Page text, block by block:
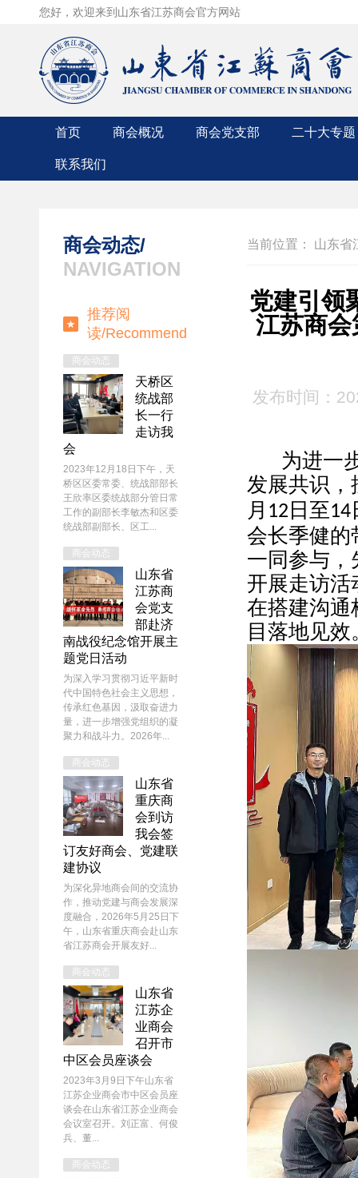
您好，欢迎来到山东省江苏商会官方网站
首页 商会概况
商会领导
商会党支部 二十大专题
联系我们
商会动态/
NAVIGATION
推荐阅
读/Recommend
商会动态
天桥区
统战部
长一行
走访我
会
2023年12月18日下午，天
桥区区委常委、统战部部长
王欣率区委统战部分管日常
工作的副部长李敏杰和区委
统战部副部长、区工...
商会动态
山东省
江苏商
会党支
部赴济
南战役纪念馆开展主
题党日活动
为深入学习贯彻习近平新时
代中国特色社会主义思想，
传承红色基因，汲取奋进力
量，进一步增强党组织的凝
聚力和战斗力。2026年...
商会动态
山东省
重庆商
会到访
我会签
订友好商会、党建联
建协议
为深化异地商会间的交流协
作，推动党建与商会发展深
度融合，2026年5月25日下
午，山东省重庆商会赴山东
省江苏商会开展友好...
商会动态
山东省
江苏企
业商会
召开市
中区会员座谈会
2023年3月9日下午山东省
江苏企业商会市中区会员座
谈会在山东省江苏企业商会
会议室召开。刘正富、何俊
兵、董...
商会动态
当前位置： 山东省
党建引领
江苏商
发布时间：
为进一
发展共识，
月 12 日至14
会长季健的
一同参与，
开展走访活
在搭建沟通
目落地见效